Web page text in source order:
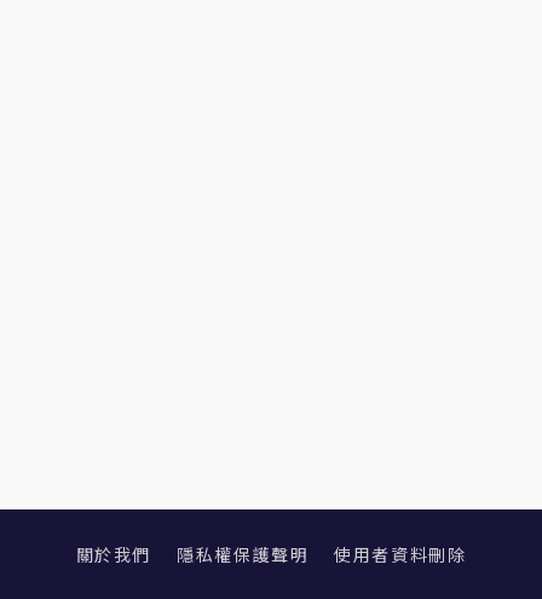
關於我們 隱私權保護聲明 使用者資料刪除